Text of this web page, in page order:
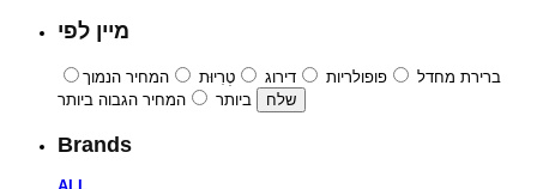
מיין לפי
ברירת מחדל פופולריות דירוג טְרִיוּת
המחיר הנמוך
ביותר
המחיר הגבוה ביותר
Brands